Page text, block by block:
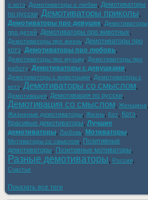
о котэ
Демотиваторы о любви
Демотиваторы
по русски Демотиваторы приколы
Демотиваторы про девушек
Демотиваторы
про детей
Демотиваторы про животных
Демотиваторы про жизнь
Демотиваторы про
котэ
Демотиваторы про любовь
Демотиваторы про музыку
Демотиваторы про
работу
Демотиваторы с девушками
Демотиваторы с животными
Демотиваторы с
котэ
Демотиваторы со смыслом
Демотивация Демотивация по русски
Демотивация со смыслом Женщина
Жизненые демотиваторы Жизнь Кот Котэ
Красивые демотиваторы Лучшие
демотиваторы
Любовь Мотиваторы
Мотиваторы со смыслом
Позитивные
демотиваторы
Позитивные мотиваторы
Разные демотиваторы Россия
Счастье
Показать все теги